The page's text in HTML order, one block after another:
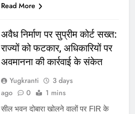
Read More
अवैध निर्माण पर सुप्रीम कोर्ट सख्त:
राज्यों को फटकार, अधिकारियों पर
अवमानना की कार्रवाई के संकेत
Yugkranti
3 days
ago
0 1 mins
सील भवन दोबारा खोलने वालों पर FIR के